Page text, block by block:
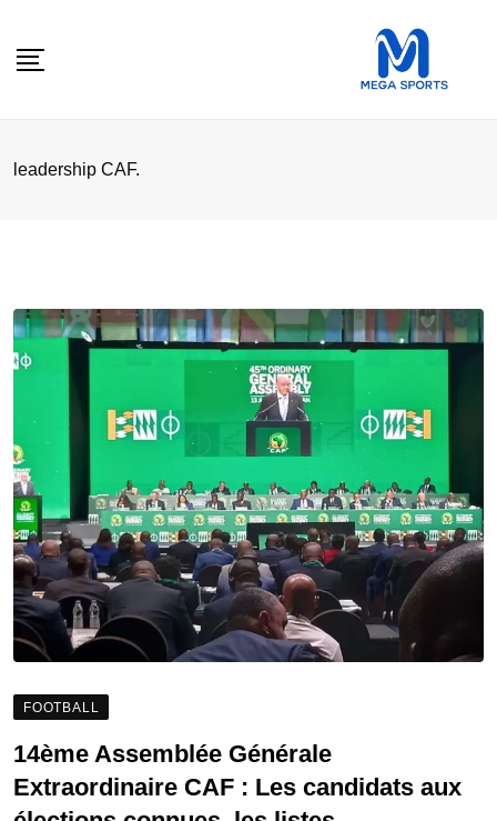
leadership CAF.
FOOTBALL
14ème Assemblée Générale
Extraordinaire CAF : Les candidats aux